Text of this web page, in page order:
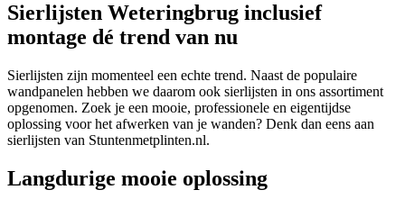
Sierlijsten Weteringbrug inclusief
montage dé trend van nu
Sierlijsten zijn momenteel een echte trend. Naast de populaire
wandpanelen hebben we daarom ook sierlijsten in ons assortiment
opgenomen. Zoek je een mooie, professionele en eigentijdse
oplossing voor het afwerken van je wanden? Denk dan eens aan
sierlijsten van Stuntenmetplinten.nl.
Langdurige mooie oplossing